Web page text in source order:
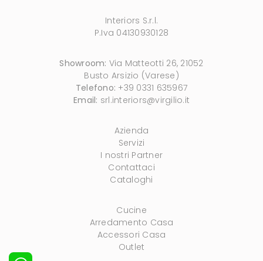
Interiors S.r.l.
P.Iva 04130930128
Showroom: Via Matteotti 26, 21052
Busto Arsizio (Varese)
Telefono: +39 0331 635967
Email: srl.interiors@virgilio.it
Azienda
Servizi
I nostri Partner
Contattaci
Cataloghi
Cucine
Arredamento Casa
Accessori Casa
Outlet